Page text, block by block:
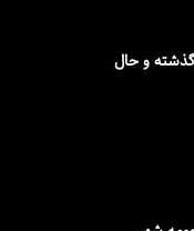
و حال